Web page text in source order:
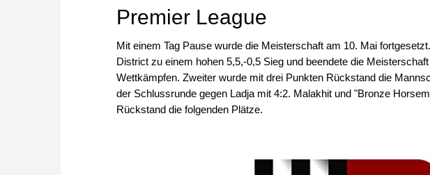
Premier League
Mit einem Tag Pause wurde die Meisterschaft am 10. Mai
District zu einem hohen 5,5,-0,5 Sieg und beendete die
Wettkämpfen. Zweiter wurde mit drei Punkten Rückstand die
der Schlussrunde gegen Ladja mit 4:2. Malakhit und "Bronze
Rückstand die folgenden Plätze.